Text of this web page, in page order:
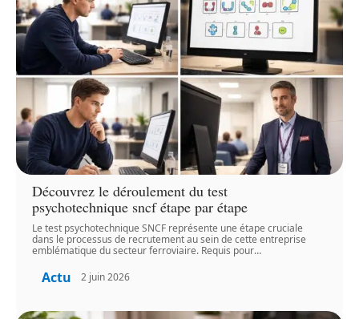
Découvrez le déroulement du test
psychotechnique sncf étape par étape
Le test psychotechnique SNCF représente une étape cruciale
dans le processus de recrutement au sein de cette entreprise
emblématique du secteur ferroviaire. Requis pour…
Actu 2 juin 2026